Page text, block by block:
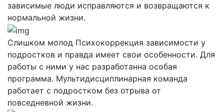
зависимые люди исправляются и возвращаются к
нормальной жизни.
Слишком молод Психокоррекция зависимости у
подростков и правда имеет свои особенности. Для
работы с ними у нас разработанна особая
программа. Мультидисциплинарная команда
работает с подростком без отрыва от
повседневной жизни.